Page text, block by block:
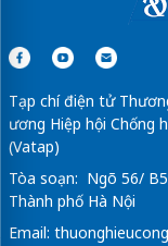
Tạp chí điện tử
ương Hiệp hội Chống
(Vatap)
Tòa soạn: Ngõ 56/
Thành phố Hà Nội
Email: